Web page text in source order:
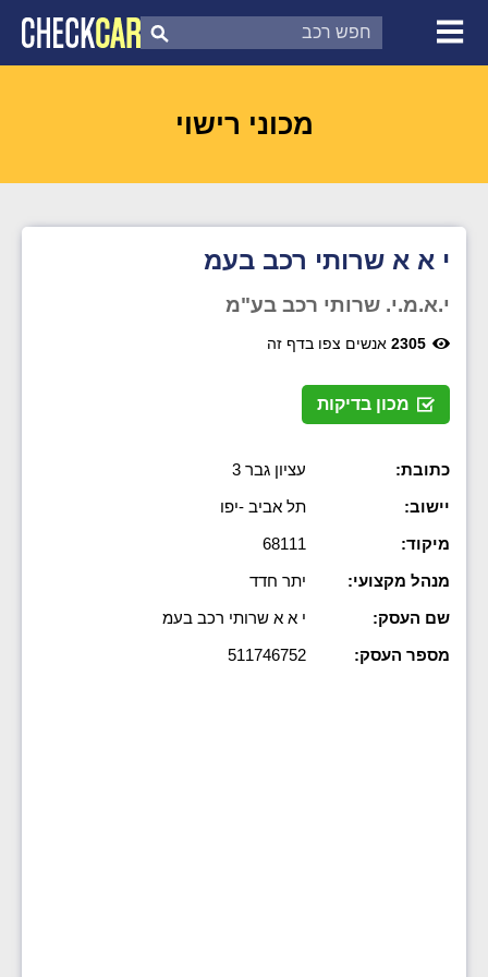
צ'ק קאר
דוח בדיקת רכב
מכוני רישוי
י א א שרותי רכב בעמ
י.א.מ.י. שרותי רכב בע"מ
2305 אנשים צפו בדף זה
מכון בדיקות
כתובת:
עציון גבר 3
יישוב:
תל אביב -יפו
מיקוד:
68111
מנהל מקצועי:
יתר חדד
שם העסק:
י א א שרותי רכב בעמ
מספר העסק:
511746752